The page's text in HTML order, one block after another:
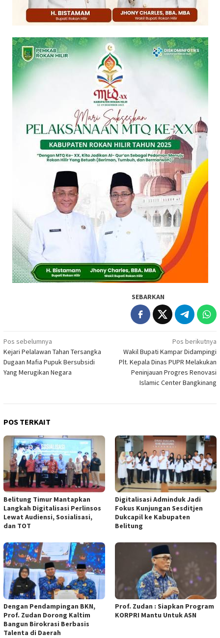
SEBARKAN
Navigasi
pos
Pos sebelumnya
Kejari Pelalawan Tahan Tersangka
Dugaan Mafia Pupuk Bersubsidi
Yang Merugikan Negara
Pos berikutnya
Wakil Bupati Kampar Didampingi
Plt. Kepala Dinas PUPR Melakukan
Peninjauan Progres Renovasi
Islamic Center Bangkinang
POS TERKAIT
Belitung Timur Mantapkan
Langkah Digitalisasi Perlinsos
Lewat Audiensi, Sosialisasi,
dan TOT
Digitalisasi Adminduk Jadi
Fokus Kunjungan Sesditjen
Dukcapil ke Kabupaten
Belitung
Dengan Pendampingan BKN,
Prof. Zudan Dorong Kaltim
Bangun Birokrasi Berbasis
Talenta di Daerah
Prof. Zudan : Siapkan Program
KORPRI Mantu Untuk ASN